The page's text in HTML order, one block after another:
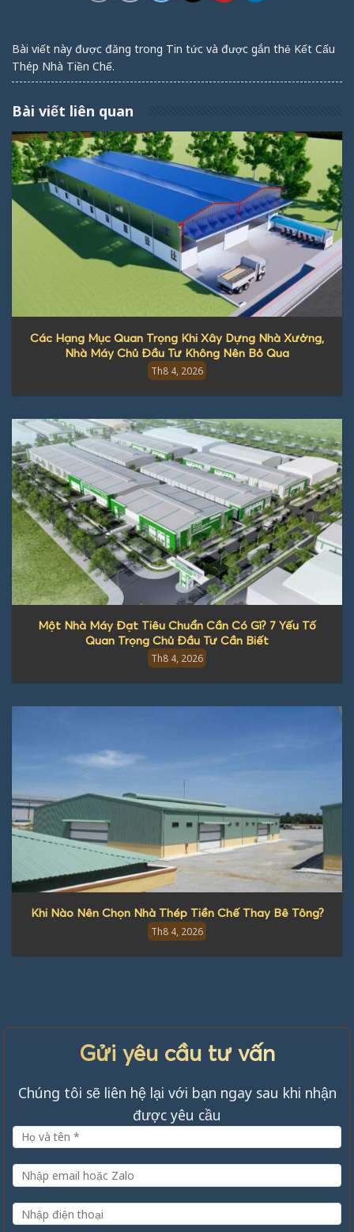
Bài viết này được đăng trong Tin tức và được gắn thẻ Kết Cấu
Thép Nhà Tiền Chế.
Bài viết liên quan
Các Hạng Mục Quan Trọng Khi Xây Dựng Nhà Xưởng,
Nhà Máy Chủ Đầu Tư Không Nên Bỏ Qua
Th8 4, 2026
Một Nhà Máy Đạt Tiêu Chuẩn Cần Có Gì? 7 Yếu Tố
Quan Trọng Chủ Đầu Tư Cần Biết
Th8 4, 2026
Khi Nào Nên Chọn Nhà Thép Tiền Chế Thay Bê Tông?
Th8 4, 2026
Gửi yêu cầu tư vấn
Chúng tôi sẽ liên hệ lại với bạn ngay sau khi nhận
được yêu cầu